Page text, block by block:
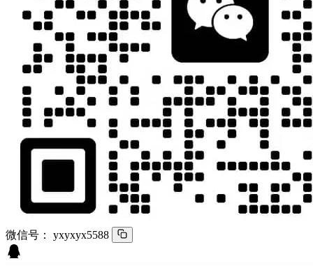
微信号： yxyxyx5588